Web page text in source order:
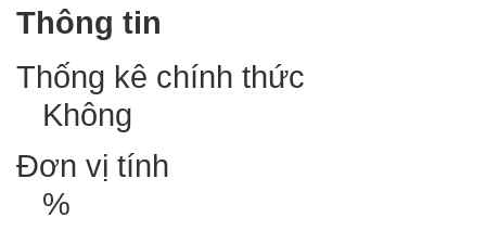
Thông tin
Thống kê chính thức
Không
Đơn vị tính
%